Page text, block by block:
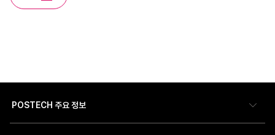
POSTECH 주요 정보